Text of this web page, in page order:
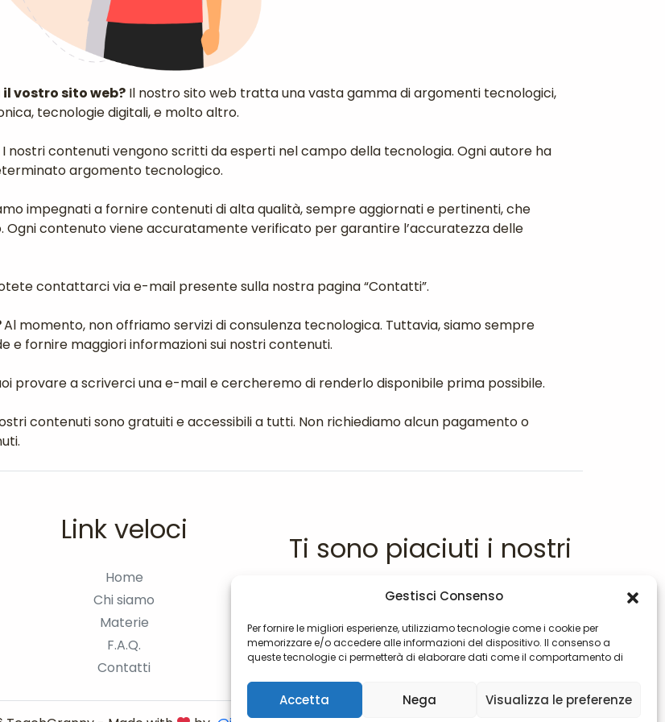
Gestisci Consenso
Per fornire le migliori esperienze, utilizziamo tecnologie come i cookie per
memorizzare e/o accedere alle informazioni del dispositivo. Il consenso a
queste tecnologie ci permetterà di elaborare dati come il comportamento di
può influire negativamente su alcune caratteristiche e funzioni.
Accetta Nega Visualizza le preferenze
vostro sito web? Il nostro sito web tratta una vasta gamma di argomenti tecnologici,
tecnologie digitali, e molto altro.
I nostri contenuti vengono scritti da esperti nel campo della tecnologia. Ogni autore ha
argomento tecnologico.
impegnati a fornire contenuti di alta qualità, sempre aggiornati e pertinenti, che
Ogni contenuto viene accuratamente verificato per garantire l’accuratezza delle
contattarci via e-mail presente sulla nostra pagina “Contatti”.
Al momento, non offriamo servizi di consulenza tecnologica. Tuttavia, siamo sempre
e fornire maggiori informazioni sui nostri contenuti.
provare a scriverci una e-mail e cercheremo di renderlo disponibile prima possibile.
contenuti sono gratuiti e accessibili a tutti. Non richiediamo alcun pagamento o
Link veloci
Home
Chi siamo
Materie
F.A.Q.
Contatti
Ti sono piaciuti i nostri
contenuti?
Offrici un